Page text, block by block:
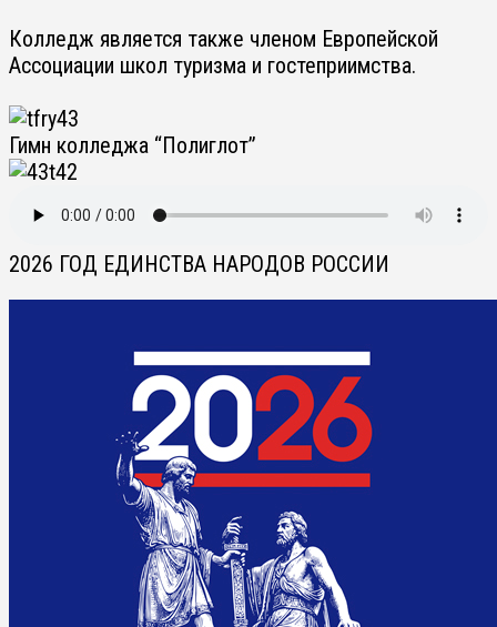
Колледж является также членом Европейской
Ассоциации школ туризма и гостеприимства.
Гимн колледжа “Полиглот”
2026 ГОД ЕДИНСТВА НАРОДОВ РОССИИ